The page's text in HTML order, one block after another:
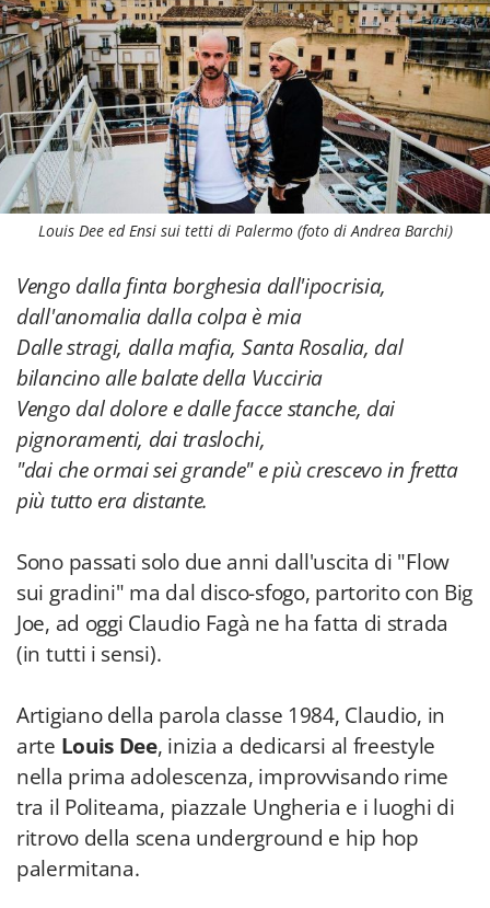
Louis Dee ed Ensi sui tetti di Palermo (foto di Andrea Barchi)
Vengo dalla finta borghesia dall'ipocrisia,
dall'anomalia dalla colpa è mia
Dalle stragi, dalla mafia, Santa Rosalia, dal
bilancino alle balate della Vucciria
Vengo dal dolore e dalle facce stanche, dai
pignoramenti, dai traslochi,
"dai che ormai sei grande" e più crescevo in fretta
più tutto era distante.
Sono passati solo due anni dall'uscita di "Flow
sui gradini" ma dal disco-sfogo, partorito con Big
Joe, ad oggi Claudio Fagà ne ha fatta di strada
(in tutti i sensi).
Artigiano della parola classe 1984, Claudio, in
arte Louis Dee, inizia a dedicarsi al freestyle
nella prima adolescenza, improvvisando rime
tra il Politeama, piazzale Ungheria e i luoghi di
ritrovo della scena underground e hip hop
palermitana.